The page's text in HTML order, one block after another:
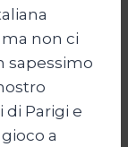
non ci
sapessimo
di Parigi e
a